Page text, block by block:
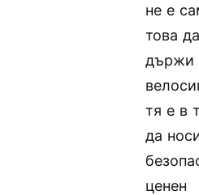
не е
това да
държи
тя е в
да
ценен